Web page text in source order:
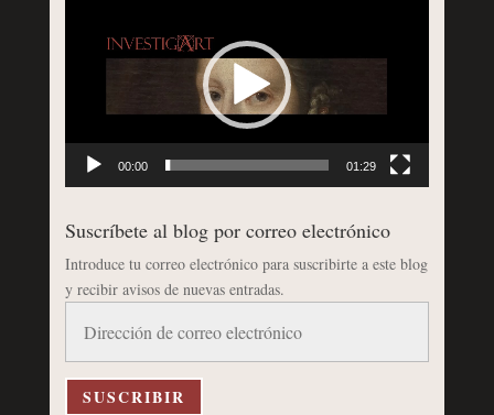
00:00 01:29
Suscríbete al blog por correo electrónico
Introduce tu correo electrónico para suscribirte a este blog
y recibir avisos de nuevas entradas.
correo
electrónico
SUSCRIBIR